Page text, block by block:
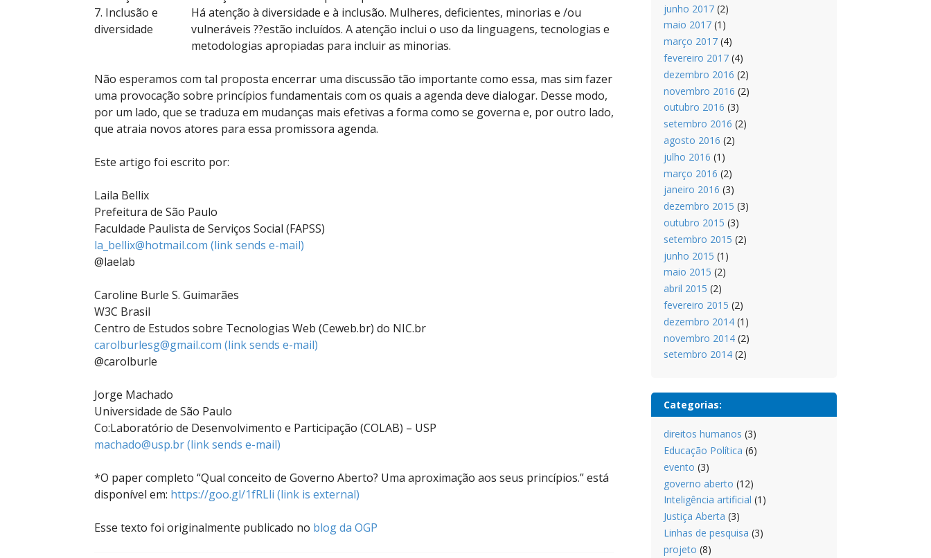
7. Inclusão e
diversidade
Há atenção à diversidade e à inclusão. Mulheres, deficientes, minorias e /ou
vulneráveis ??estão incluídos. A atenção inclui o uso da linguagens, tecnologias e
metodologias apropiadas para incluir as minorias.
Não esperamos com tal proposta encerrar uma discussão tão importante como essa, mas sim fazer
uma provocação sobre princípios fundamentais com os quais a agenda deve dialogar. Desse modo,
por um lado, que se traduza em mudanças mais efetivas a forma como se governa e, por outro lado,
que atraia novos atores para essa promissora agenda.
Este artigo foi escrito por:
Laila Bellix
Prefeitura de São Paulo
Faculdade Paulista de Serviços Social (FAPSS)
la_bellix@hotmail.com (link sends e-mail)
@laelab
Caroline Burle S. Guimarães
W3C Brasil
Centro de Estudos sobre Tecnologias Web (Ceweb.br) do NIC.br
carolburlesg@gmail.com (link sends e-mail)
@carolburle
Jorge Machado
Universidade de São Paulo
Co:Laboratório de Desenvolvimento e Participação (COLAB) – USP
machado@usp.br(link sends e-mail)
*O paper completo “Qual conceito de Governo Aberto? Uma aproximação aos seus princípios.” está
disponível em: https://goo.gl/1fRLli (link is external)
Esse texto foi originalmente publicado no blog da OGP
junho 2017(2)
maio 2017(1)
março 2017(4)
fevereiro 2017(4)
dezembro 2016 (2)
novembro 2016 (2)
outubro 2016 (3)
setembro 2016 (2)
agosto 2016 (2)
julho 2016 (1)
março 2016 (2)
janeiro 2016 (3)
dezembro 2015 (3)
outubro 2015 (3)
setembro 2015 (2)
junho 2015 (1)
maio 2015 (2)
abril 2015 (2)
fevereiro 2015 (2)
dezembro 2014(1)
novembro 2014(2)
setembro 2014(2)
Categorias:
direitos humanos (3)
Educação Política (6)
evento (3)
governo aberto (12)
Inteligência artificial (1)
Justiça Aberta (3)
Linhas de pesquisa (3)
projeto (8)